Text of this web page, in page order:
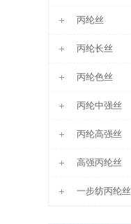
丙纶丝
丙纶长丝
丙纶色丝
丙纶中强丝
丙纶高强丝
高强丙纶丝
一步纺丙纶丝